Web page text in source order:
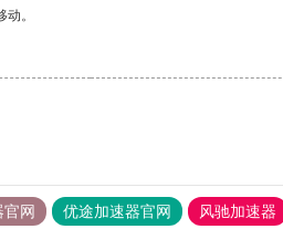
。
网 优途加速器官网 风驰加速器